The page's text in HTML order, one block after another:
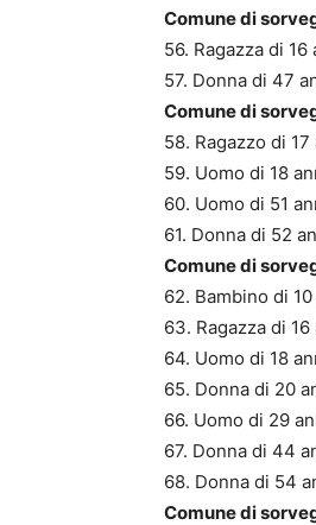
Comune di
56. Ragazza di
57. Donna di 47
Comune di
58. Ragazzo di
59. Uomo di 18
60. Uomo di 51
61. Donna di 52
Comune di
62. Bambino di
63. Ragazza di
64. Uomo di 18
65. Donna di 20
66. Uomo di 29
67. Donna di 44
68. Donna di 54
Comune di